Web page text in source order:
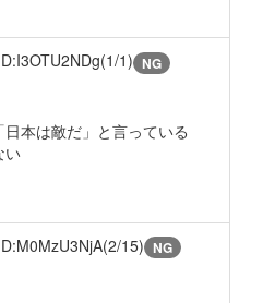
1) NG
本は敵だ」と言っている
い
15) NG